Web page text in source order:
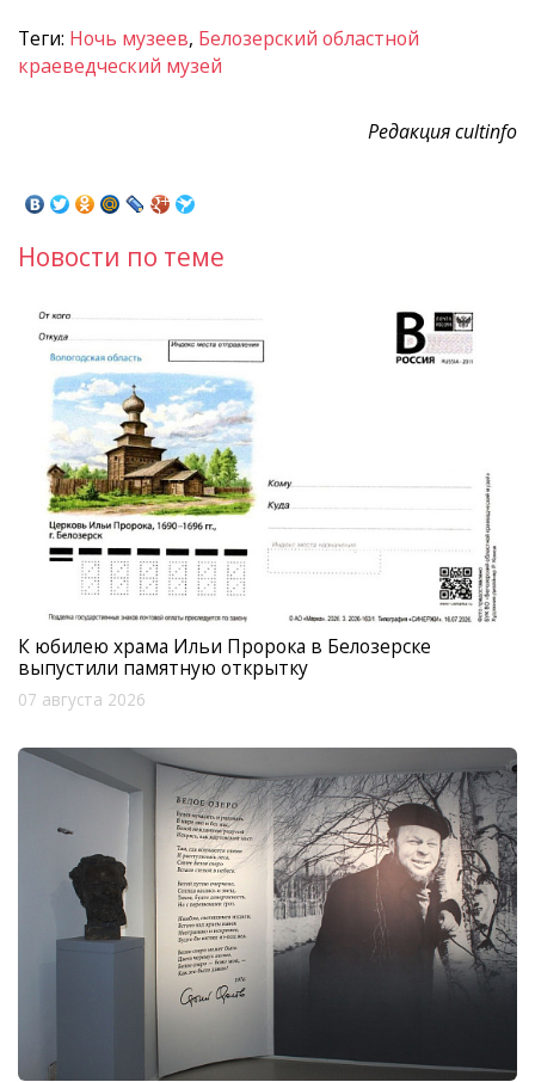
Теги: Ночь музеев, Белозерский областной
краеведческий музей
Редакция cultinfo
Новости по теме
К юбилею храма Ильи Пророка в Белозерске
выпустили памятную открытку
07 августа 2026